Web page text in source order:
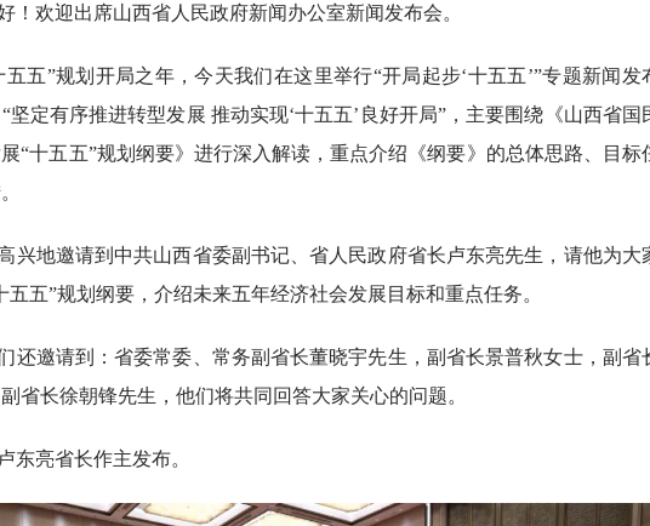
！欢迎出席山西省人民政府新闻办公室新闻发布会。
五五”规划开局之年，今天我们在这里举行“开局起步‘十五五’”专题新闻发
坚定有序推进转型发展 推动实现‘十五五’良好开局”，主要围绕《山西省国
“十五五”规划纲要》进行深入解读，重点介绍《纲要》的总体思路、目标
兴地邀请到中共山西省委副书记、省人民政府省长卢东亮先生，请他为大
五五”规划纲要，介绍未来五年经济社会发展目标和重点任务。
还邀请到：省委常委、常务副省长董晓宇先生，副省长景普秋女士，副省
省长徐朝锋先生，他们将共同回答大家关心的问题。
东亮省长作主发布。